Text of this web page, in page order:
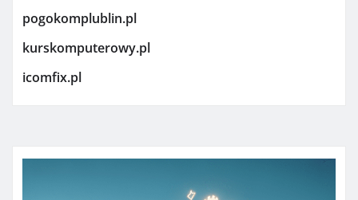
pogokomplublin.pl
kurskomputerowy.pl
icomfix.pl